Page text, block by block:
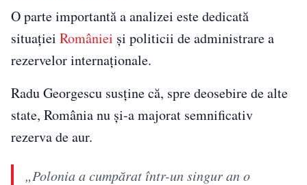
O parte importantă a analizei este dedicată
situației României și politicii de administrare a
rezervelor internaționale.
Radu Georgescu susține că, spre deosebire de alte
state, România nu și-a majorat semnificativ
rezerva de aur.
„Polonia a cumpărat într-un singur an o